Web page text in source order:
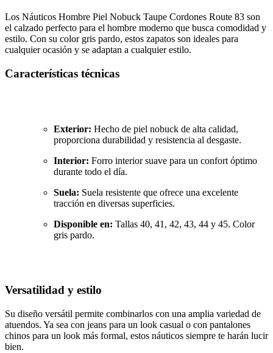
Los Náuticos Hombre Piel Nobuck Taupe Cordones Route 83 son
el calzado perfecto para el hombre moderno que busca comodidad y
estilo. Con su color gris pardo, estos zapatos son ideales para
cualquier ocasión y se adaptan a cualquier estilo.
Características técnicas
Exterior: Hecho de piel nobuck de alta calidad,
proporciona durabilidad y resistencia al desgaste.
Interior: Forro interior suave para un confort óptimo
durante todo el día.
Suela: Suela resistente que ofrece una excelente
tracción en diversas superficies.
Disponible en: Tallas 40, 41, 42, 43, 44 y 45. Color
gris pardo.
Versatilidad y estilo
Su diseño versátil permite combinarlos con una amplia variedad de
atuendos. Ya sea con jeans para un look casual o con pantalones
chinos para un look más formal, estos náuticos siempre te harán lucir
bien.